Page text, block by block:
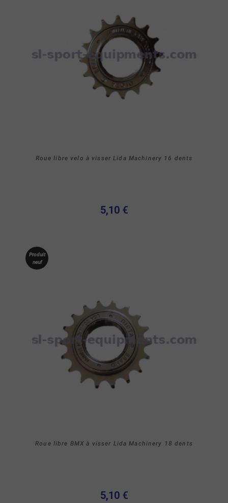
Roue libre velo à visser Lida Machinery 16 dents
5,10 €
Produit
neuf
Roue libre BMX à visser Lida Machinery 18 dents
5,10 €